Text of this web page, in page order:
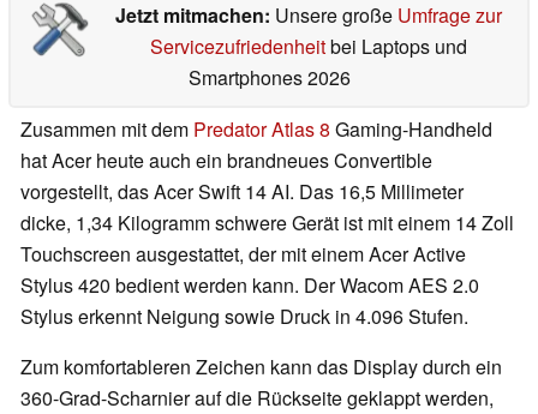
Jetzt mitmachen: Unsere große Umfrage zur
Servicezufriedenheitbei Laptops und
Smartphones 2026
Zusammen mit dem Predator Atlas 8 Gaming-Handheld
hat Acer heute auch ein brandneues Convertible
vorgestellt, das Acer Swift 14 AI. Das 16,5 Millimeter
dicke, 1,34 Kilogramm schwere Gerät ist mit einem 14 Zoll
Touchscreen ausgestattet, der mit einem Acer Active
Stylus 420 bedient werden kann. Der Wacom AES 2.0
Stylus erkennt Neigung sowie Druck in 4.096 Stufen.
Zum komfortableren Zeichen kann das Display durch ein
360-Grad-Scharnier auf die Rückseite geklappt werden,